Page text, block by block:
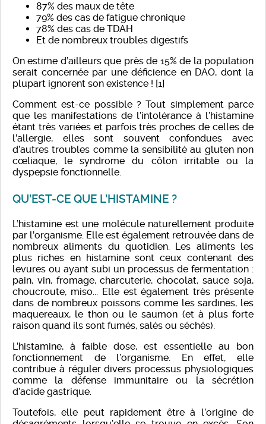
87% des maux de tête
79% des cas de fatigue chronique
78% des cas de TDAH
Et de nombreux troubles digestifs
On estime d’ailleurs que près de 15% de la population
serait concernée par une déficience en DAO, dont la
plupart ignorent son existence ! [1]
Comment est-ce possible ? Tout simplement parce
que les manifestations de l’intolérance à l’histamine
étant très variées et parfois très proches de celles de
l’allergie, elles sont souvent confondues avec
d’autres troubles comme la sensibilité au gluten non
cœliaque, le syndrome du côlon irritable ou la
dyspepsie fonctionnelle.
QU’EST-CE QUE L’HISTAMINE ?
L’histamine est une molécule naturellement produite
par l’organisme. Elle est également retrouvée dans de
nombreux aliments du quotidien. Les aliments les
plus riches en histamine sont ceux contenant des
levures ou ayant subi un processus de fermentation :
pain, vin, fromage, charcuterie, chocolat, sauce soja,
choucroute, miso... Elle est également très présente
dans de nombreux poissons comme les sardines, les
maquereaux, le thon ou le saumon (et à plus forte
raison quand ils sont fumés, salés ou séchés).
L’histamine, à faible dose, est essentielle au bon
fonctionnement de l’organisme. En effet, elle
contribue à réguler divers processus physiologiques
comme la défense immunitaire ou la sécrétion
d’acide gastrique.
Toutefois, elle peut rapidement être à l’origine de